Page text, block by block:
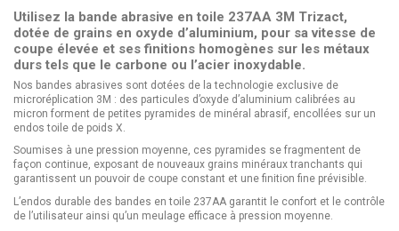
Utilisez la bande abrasive en toile 237AA 3M Trizact,
dotée de grains en oxyde d’aluminium, pour sa vitesse de
coupe élevée et ses finitions homogènes sur les métaux
durs tels que le carbone ou l’acier inoxydable.
Nos bandes abrasives sont dotées de la technologie exclusive de
microréplication 3M : des particules d’oxyde d’aluminium calibrées au
micron forment de petites pyramides de minéral abrasif, encollées sur un
endos toile de poids X.
Soumises à une pression moyenne, ces pyramides se fragmentent de
façon continue, exposant de nouveaux grains minéraux tranchants qui
garantissent un pouvoir de coupe constant et une finition fine prévisible.
L’endos durable des bandes en toile 237AA garantit le confort et le contrôle
de l’utilisateur ainsi qu’un meulage efficace à pression moyenne.